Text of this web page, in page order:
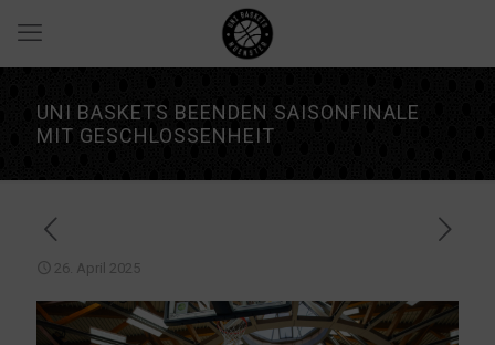
UNI BASKETS BEENDEN SAISONFINALE
MIT GESCHLOSSENHEIT
26. April 2025